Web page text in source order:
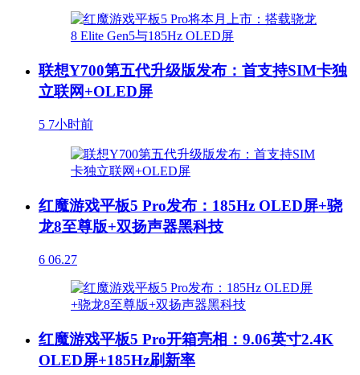
联想Y700第五代升级版发布：首支持SIM卡独
立联网+OLED屏
5 7小时前
红魔游戏平板5 Pro发布：185Hz OLED屏+骁
龙8至尊版+双扬声器黑科技
6 06.27
红魔游戏平板5 Pro开箱亮相：9.06英寸2.4K
OLED屏+185Hz刷新率